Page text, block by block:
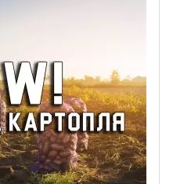
картоплі